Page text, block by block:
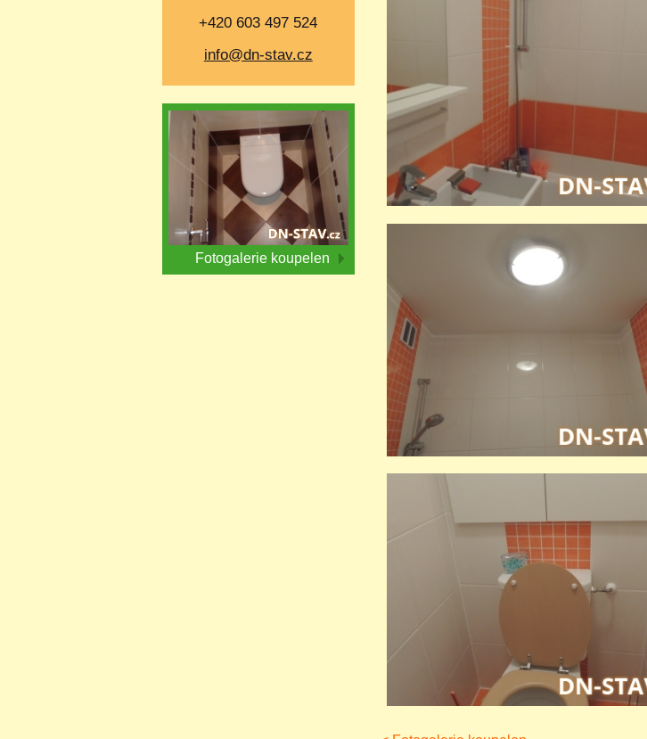
+420 603 497 524
info@dn-stav.cz
Fotogalerie koupelen